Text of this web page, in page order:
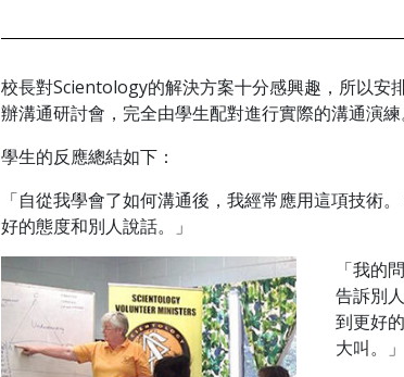
校長對Scientology的解決方案十分感興趣，所以安
辦溝通研討會，完全由學生配對進行實際的溝通演練
學生的反應總結如下：
「自從我學會了如何溝通後，我經常應用這項技術
好的態度和別人說話。」
「我的
告訴別
到更好
大叫。」